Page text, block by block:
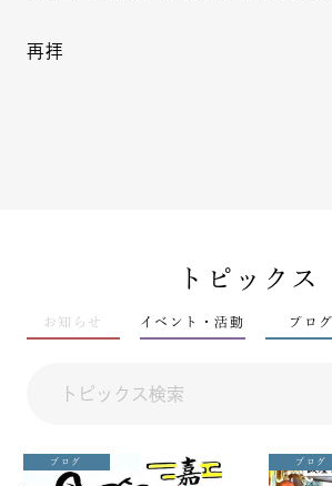
再拝
トピックス
お知らせ イベント・活動 ブログ
ブログ ブログ